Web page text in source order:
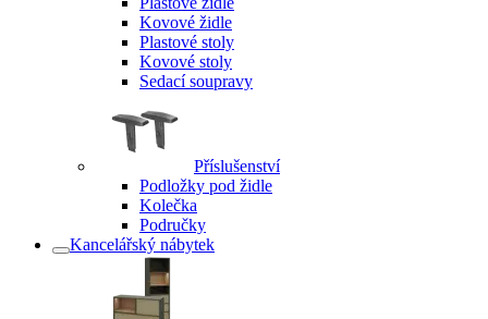
Kovové židle
Plastové stoly
Kovové stoly
Sedací soupravy
Příslušenství
Podložky pod židle
Kolečka
Područky
Kancelářský nábytek